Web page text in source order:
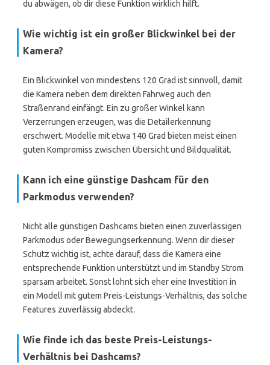
du abwägen, ob dir diese Funktion wirklich hilft.
Wie wichtig ist ein großer Blickwinkel bei der
Kamera?
Ein Blickwinkel von mindestens 120 Grad ist sinnvoll, damit
die Kamera neben dem direkten Fahrweg auch den
Straßenrand einfängt. Ein zu großer Winkel kann
Verzerrungen erzeugen, was die Detailerkennung
erschwert. Modelle mit etwa 140 Grad bieten meist einen
guten Kompromiss zwischen Übersicht und Bildqualität.
Kann ich eine günstige Dashcam für den
Parkmodus verwenden?
Nicht alle günstigen Dashcams bieten einen zuverlässigen
Parkmodus oder Bewegungserkennung. Wenn dir dieser
Schutz wichtig ist, achte darauf, dass die Kamera eine
entsprechende Funktion unterstützt und im Standby Strom
sparsam arbeitet. Sonst lohnt sich eher eine Investition in
ein Modell mit gutem Preis-Leistungs-Verhältnis, das solche
Features zuverlässig abdeckt.
Wie finde ich das beste Preis-Leistungs-
Verhältnis bei Dashcams?